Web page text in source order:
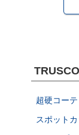
超硬コー
スポット